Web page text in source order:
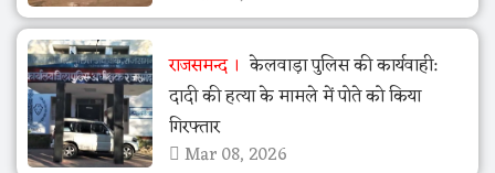
राजसमन्द
केलवाड़ा पुलिस की कार्यवाही:
दादी की हत्या के मामले में पोते को किया
गिरफ्तार
Mar 08, 2026